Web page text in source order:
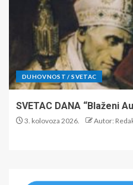
DUHOVNOST / SVETAC
SVETAC DANA “Blaženi
3. kolovoza 2026. Autor: